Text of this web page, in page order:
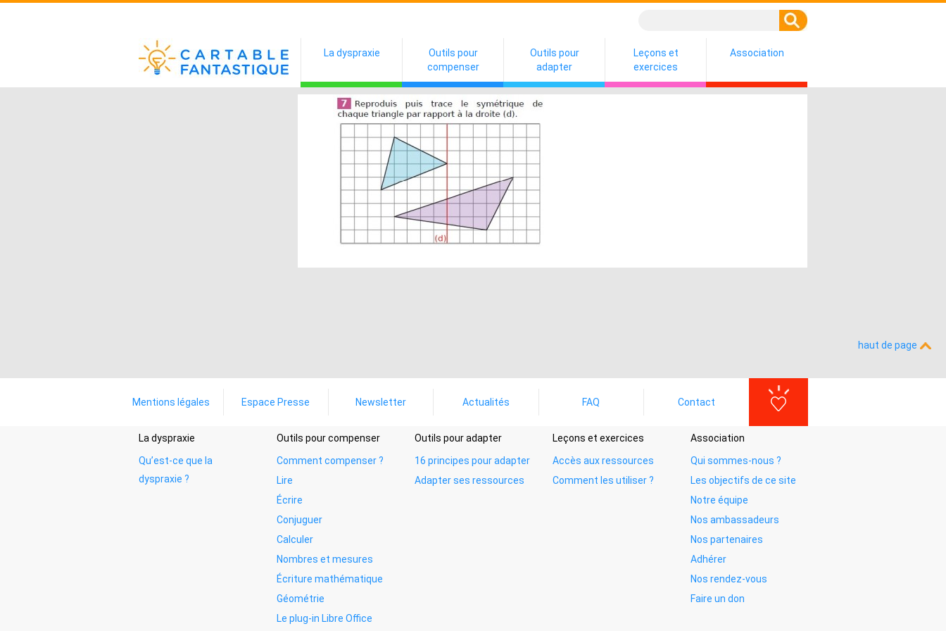
La dyspraxie
Outils pour
compenser
Outils pour
adapter
Leçons et
exercices
Association
haut de page
Mentions légales Espace Presse Newsletter Actualités FAQ Contact
La dyspraxie
Qu’est-ce que la
dyspraxie ?
Outils pour compenser
Comment compenser ?
Lire
Écrire
Conjuguer
Calculer
Nombres et mesures
Écriture mathématique
Géométrie
Le plug-in Libre Office
Outils pour adapter
16 principes pour adapter
Adapter ses ressources
Leçons et exercices
Accès aux ressources
Comment les utiliser ?
Association
Qui sommes-nous ?
Les objectifs de ce site
Notre équipe
Nos ambassadeurs
Nos partenaires
Adhérer
Nos rendez-vous
Faire un don